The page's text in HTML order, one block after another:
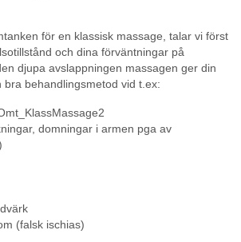
för en klassisk massage, talar vi först
och dina förväntningar på
djupa avslappningen massagen ger din
behandlingsmetod vid t.ex:
domningar i armen pga av
(falsk ischias)